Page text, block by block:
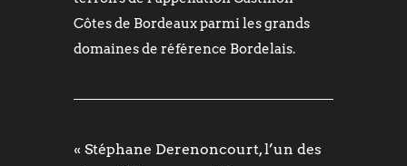
Côtes de Bordeaux parmi les grands
domaines de référence Bordelais.
« Stéphane Derenoncourt, l’un des